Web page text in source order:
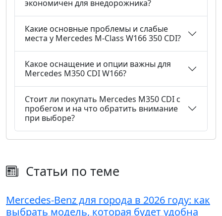
экономичен для внедорожника?
Какие основные проблемы и слабые
места у Mercedes M-Class W166 350 CDI?
Какое оснащение и опции важны для
Mercedes M350 CDI W166?
Стоит ли покупать Mercedes M350 CDI с
пробегом и на что обратить внимание
при выборе?
Статьи по теме
Mercedes-Benz для города в 2026 году: как
выбрать модель, которая будет удобна